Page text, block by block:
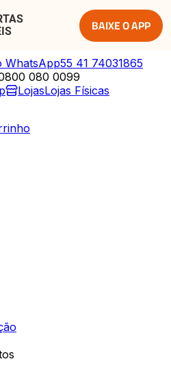
BAIXE O APP
WhatsApp55 41 74031865
080 0099
LojasLojas Físicas